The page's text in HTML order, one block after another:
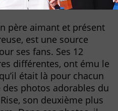
père aimant et présent
est une source
ses fans. Ses 12
différentes, ont ému le
était là pour chacun
des photos adorables du
son deuxième plus